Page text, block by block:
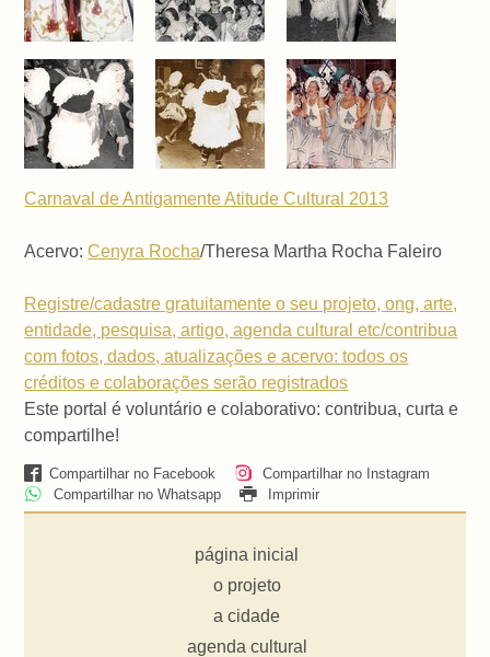
Carnaval de Antigamente Atitude Cultural 2013
Acervo:Cenyra Rocha/Theresa Martha Rocha Faleiro
Registre/cadastre gratuitamente o seu projeto, ong, arte,
entidade, pesquisa, artigo, agenda cultural etc/contribua
com fotos, dados, atualizações e acervo: todos os
créditos e colaborações serão registrados
Este portal é voluntário e colaborativo: contribua, curta e
compartilhe!
Compartilhar no Facebook
Compartilhar no Instagram
Compartilhar no Whatsapp
Imprimir
página inicial
o projeto
a cidade
agenda cultural